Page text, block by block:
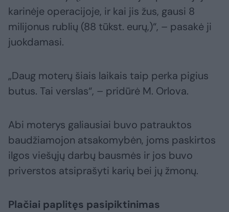
karinėje operacijoje, ir kai jis žus, gausi 8
milijonus rublių (88 tūkst. eurų,)“, – pasakė ji
juokdamasi.
„Daug moterų šiais laikais taip perka pigius
butus. Tai verslas“, – pridūrė M. Orlova.
Abi moterys galiausiai buvo patrauktos
baudžiamojon atsakomybėn, joms paskirtos
ilgos viešųjų darbų bausmės ir jos buvo
priverstos atsiprašyti karių bei jų žmonų.
Plačiai paplitęs pasipiktinimas